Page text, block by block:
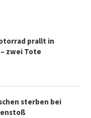
prallt in
zwei Tote
sterben bei